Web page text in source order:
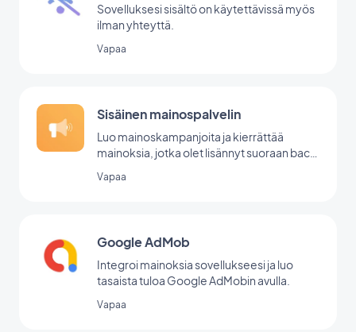
Sovelluksesi sisältö on käytettävissä myös
ilman yhteyttä.
Vapaa
Sisäinen mainospalvelin
Luo mainoskampanjoita ja kierrättää
mainoksia, jotka olet lisännyt suoraan back
Vapaa
Google AdMob
Integroi mainoksia sovellukseesi ja luo
tasaista tuloa Google AdMobin avulla.
Vapaa